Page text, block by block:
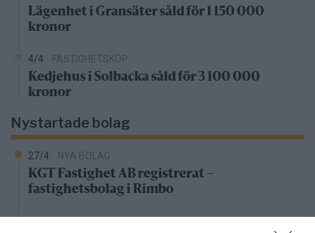
Lägenhet i Gransäter såld för 1 150 000
kronor
4/4 FASTIGHETSKÖP
Kedjehus i Solbacka såld för 3 100 000
kronor
Nystartade bolag
27/4 NYA BOLAG
KGT Fastighet AB registrerat –
fastighetsbolag i Rimbo